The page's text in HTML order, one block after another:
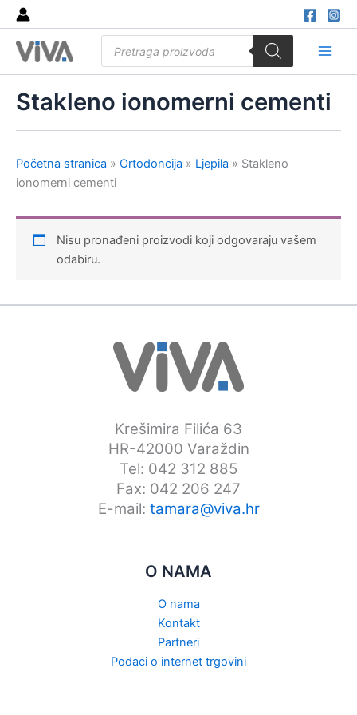
Skip
to
content
search
Stakleno ionomerni cementi
Početna stranica » Ortodoncija » Ljepila » Stakleno
ionomerni cementi
Nisu pronađeni proizvodi koji odgovaraju vašem
odabiru.
Krešimira Filića 63
HR-42000 Varaždin
Tel: 042 312 885
Fax: 042 206 247
E-mail: tamara@viva.hr
O NAMA
O nama
Kontakt
Partneri
Podaci o internet trgovini